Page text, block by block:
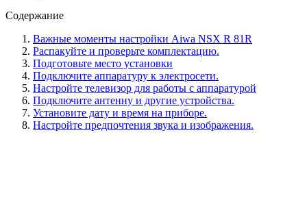
Содержание
Важные моменты настройки Aiwa NSX R 81R
Распакуйте и проверьте комплектацию.
Подготовьте место установки
Подключите аппаратуру к электросети.
Настройте телевизор для работы с аппаратурой
Подключите антенну и другие устройства.
Установите дату и время на приборе.
Настройте предпочтения звука и изображения.